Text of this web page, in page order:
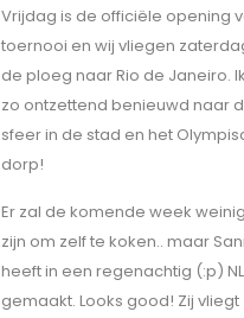
Vrijdag is de officiële opening
toernooi en wij vliegen
de ploeg naar Rio de Janeiro.
zo ontzettend benieuwd naar
sfeer in de stad en het
dorp!
Er zal de komende week
zijn om zelf te koken.. maar
heeft in een regenachtig (:p)
gemaakt. Looks good! Zij vliegt